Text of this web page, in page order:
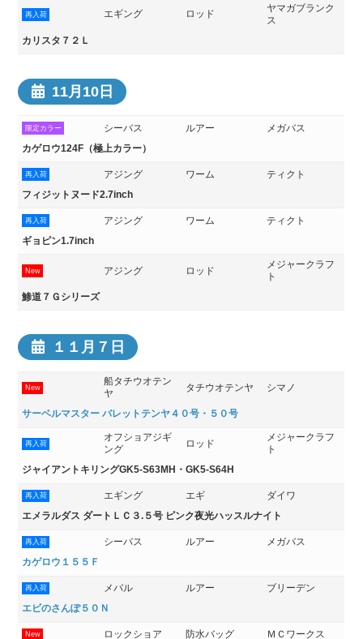
再入荷 エギング ロッド
ヤマガブランク
ス
カリスタ７２Ｌ
11月10日
限定カラー シーバス ルアー メガバス
カゲロウ124F（極上カラー）
再入荷 アジング ワーム ティクト
フィジットヌード2.7inch
再入荷 アジング ワーム ティクト
ギョピン1.7inch
New アジング ロッド
メジャークラフ
ト
鯵道７Ｇシリーズ
１１月７日
New
船タチウオテン
ヤ
タチウオテンヤ シマノ
サーベルマスター バレットテンヤ４０号・５０号
再入荷
オフショアジギ
ング
ロッド
メジャークラフ
ト
ジャイアントキリングGK5-S63MH・GK5-S64H
再入荷 エギング エギ ダイワ
エメラルダス ダートＬＣ３.５号 ピンク夜光ハッスルナイト
再入荷 シーバス ルアー メガバス
カゲロウ１５５Ｆ
再入荷 メバル ルアー ブリーデン
エビのさんぽ５０Ｎ
New ロックショア 防水バッグ ＭＣワークス